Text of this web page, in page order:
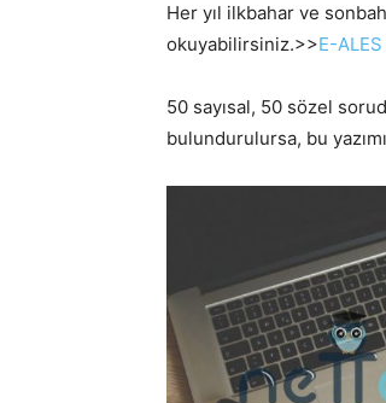
Her yıl ilkbahar ve
okuyabilirsiniz.>>E-
50 sayısal, 50 sözel
bulundurulursa, bu